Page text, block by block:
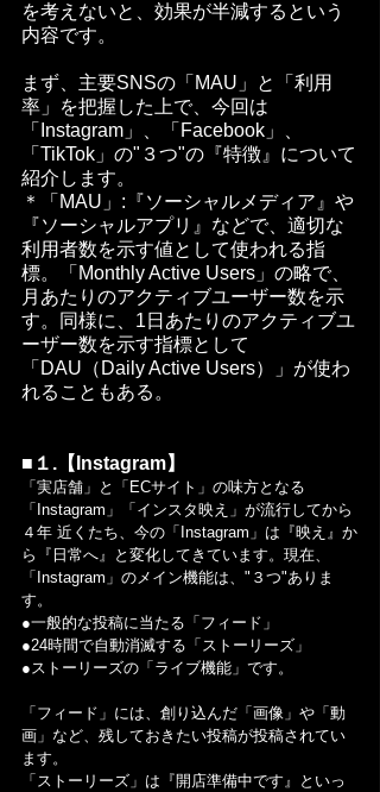
を考えないと、効果が半減するという
内容です。
まず、主要SNSの「MAU」と「利用
率」を把握した上で、今回は
「Instagram」、「Facebook」、
「TikTok」の"３つ"の『特徴』について
紹介します。
＊「MAU」:『ソーシャルメディア』や
『ソーシャルアプリ』などで、適切な
利用者数を示す値として使われる指
標。「Monthly Active Users」の略で、
月あたりのアクティブユーザー数を示
す。同様に、1日あたりのアクティブユ
ーザー数を示す指標として
「DAU（Daily Active Users）」が使わ
れることもある。
■１.【Instagram】
「実店舗」と「ECサイト」の味方となる
「Instagram」「インスタ映え」が流行してから
４年 近くたち、今の「Instagram」は『映え』か
ら『日常へ』と変化してきています。現在、
「Instagram」のメイン機能は、"３つ"ありま
す。
●一般的な投稿に当たる「フィード」
●24時間で自動消滅する「ストーリーズ」
●ストーリーズの「ライブ機能」です。
「フィード」には、創り込んだ「画像」や「動
画」など、残しておきたい投稿が投稿されてい
ます。
「ストーリーズ」は『開店準備中です』といっ